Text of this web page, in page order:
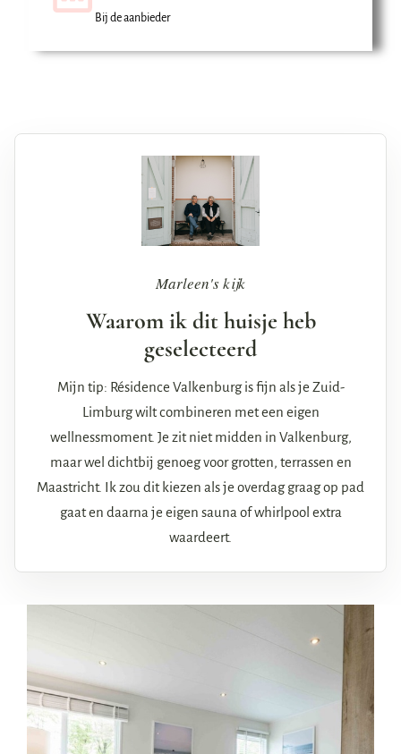
Bij de aanbieder
Marleen's kijk
Waarom ik dit huisje heb
geselecteerd
Mijn tip: Résidence Valkenburg is fijn als je Zuid-
Limburg wilt combineren met een eigen
wellnessmoment. Je zit niet midden in Valkenburg,
maar wel dichtbij genoeg voor grotten, terrassen en
Maastricht. Ik zou dit kiezen als je overdag graag op pad
gaat en daarna je eigen sauna of whirlpool extra
waardeert.